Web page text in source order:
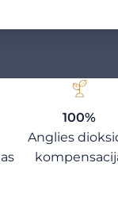
100%
Anglies